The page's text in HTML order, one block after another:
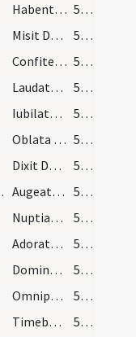
Habentes donationes secundum gratiam
57 (18r)
Misit Dominus verbum suum
58 (18v)
Confiteantur Domino misericordiae eius
58 (18v)
Laudate Deum omnes angeli eius
58 (18v)
Iubilate Deo universa terra
58 (18v)
Oblata tibi Domine munera sanctifica
58 (18v)
Dixit Dominus implete hydrias aqua
58 (18v)
Augeatur in nobis
58 (18v)
Nuptiae factae sunt in Chana Galilaeae
58 (18v)
Adorate Dominum
59 (19r)
Dominus regnavit exsultet terra
59 (19r)
Omnipotens sempiterne Deus infirmitatem nostram
59 (19r)
Timebunt gentes
59 (19r)